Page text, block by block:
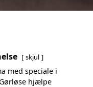
skjul
med speciale i
hjælpe